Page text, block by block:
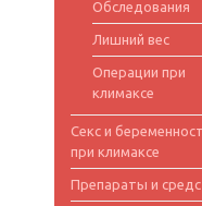
Обследования
Лишний вес
Операции при
климаксе
Секс и
при климаксе
Препараты и